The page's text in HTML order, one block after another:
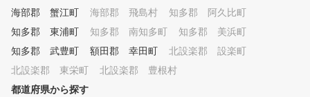
スン 初心者のコースデ
ビューから中上級者のベストス
コア更新までしっかりサポート
。 ～プランのご説明～ ※ワン
帯別・回数券（4回か8回）でプ
ランが分かれております。 ご
海部郡 蟹江町
海部郡 飛島村
知多郡 阿久比町
知多郡 東浦町
知多郡 南知多町
知多郡 美浜町
知多郡 武豊町
額田郡 幸田町
北設楽郡 設楽町
北設楽郡 東栄町
北設楽郡 豊根村
都道府県から探す